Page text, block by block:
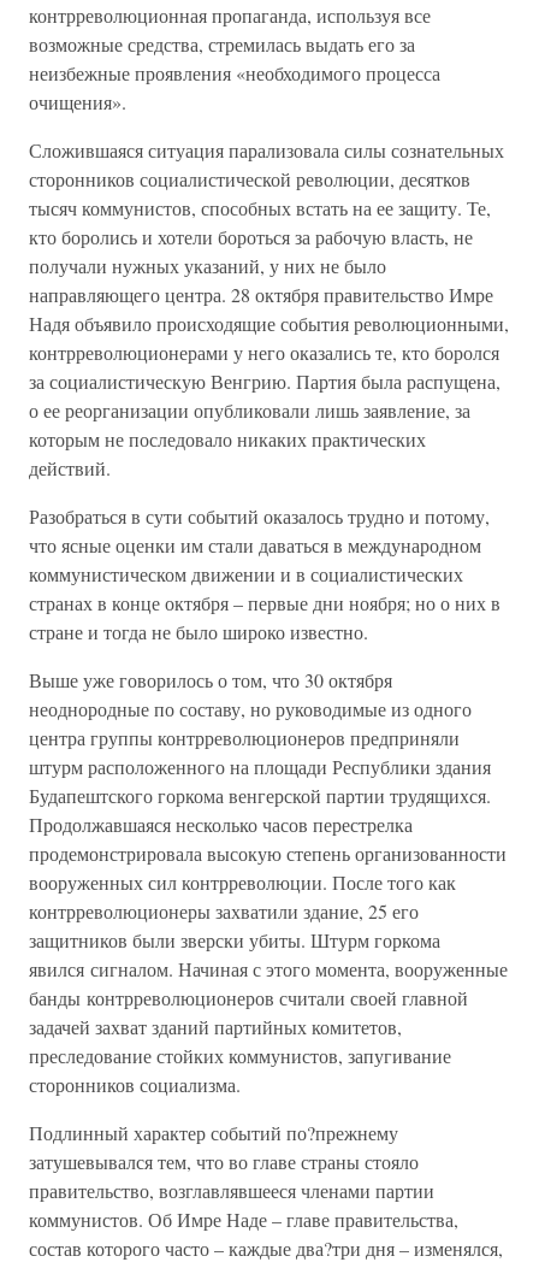
контрреволюционная пропаганда, используя все
возможные средства, стремилась выдать его за
неизбежные проявления «необходимого процесса
очищения».
Сложившаяся ситуация парализовала силы сознательных
сторонников социалистической революции, десятков
тысяч коммунистов, способных встать на ее защиту. Те,
кто боролись и хотели бороться за рабочую власть, не
получали нужных указаний, у них не было
направляющего центра. 28 октября правительство Имре
Надя объявило происходящие события революционными,
контрреволюционерами у него оказались те, кто боролся
за социалистическую Венгрию. Партия была распущена,
о ее реорганизации опубликовали лишь заявление, за
которым не последовало никаких практических
действий.
Разобраться в сути событий оказалось трудно и потому,
что ясные оценки им стали даваться в международном
коммунистическом движении и в социалистических
странах в конце октября – первые дни ноября; но о них в
стране и тогда не было широко известно.
Выше уже говорилось о том, что 30 октября
неоднородные по составу, но руководимые из одного
центра группы контрреволюционеров предприняли
штурм расположенного на площади Республики здания
Будапештского горкома венгерской партии трудящихся.
Продолжавшаяся несколько часов перестрелка
продемонстрировала высокую степень организованности
вооруженных сил контрреволюции. После того как
контрреволюционеры захватили здание, 25 его
защитников были зверски убиты. Штурм горкома
явился сигналом. Начиная с этого момента, вооруженные
банды контрреволюционеров считали своей главной
задачей захват зданий партийных комитетов,
преследование стойких коммунистов, запугивание
сторонников социализма.
Подлинный характер событий по?прежнему
затушевывался тем, что во главе страны стояло
правительство, возглавлявшееся членами партии
коммунистов. Об Имре Наде – главе правительства,
состав которого часто – каждые два?три дня – изменялся,